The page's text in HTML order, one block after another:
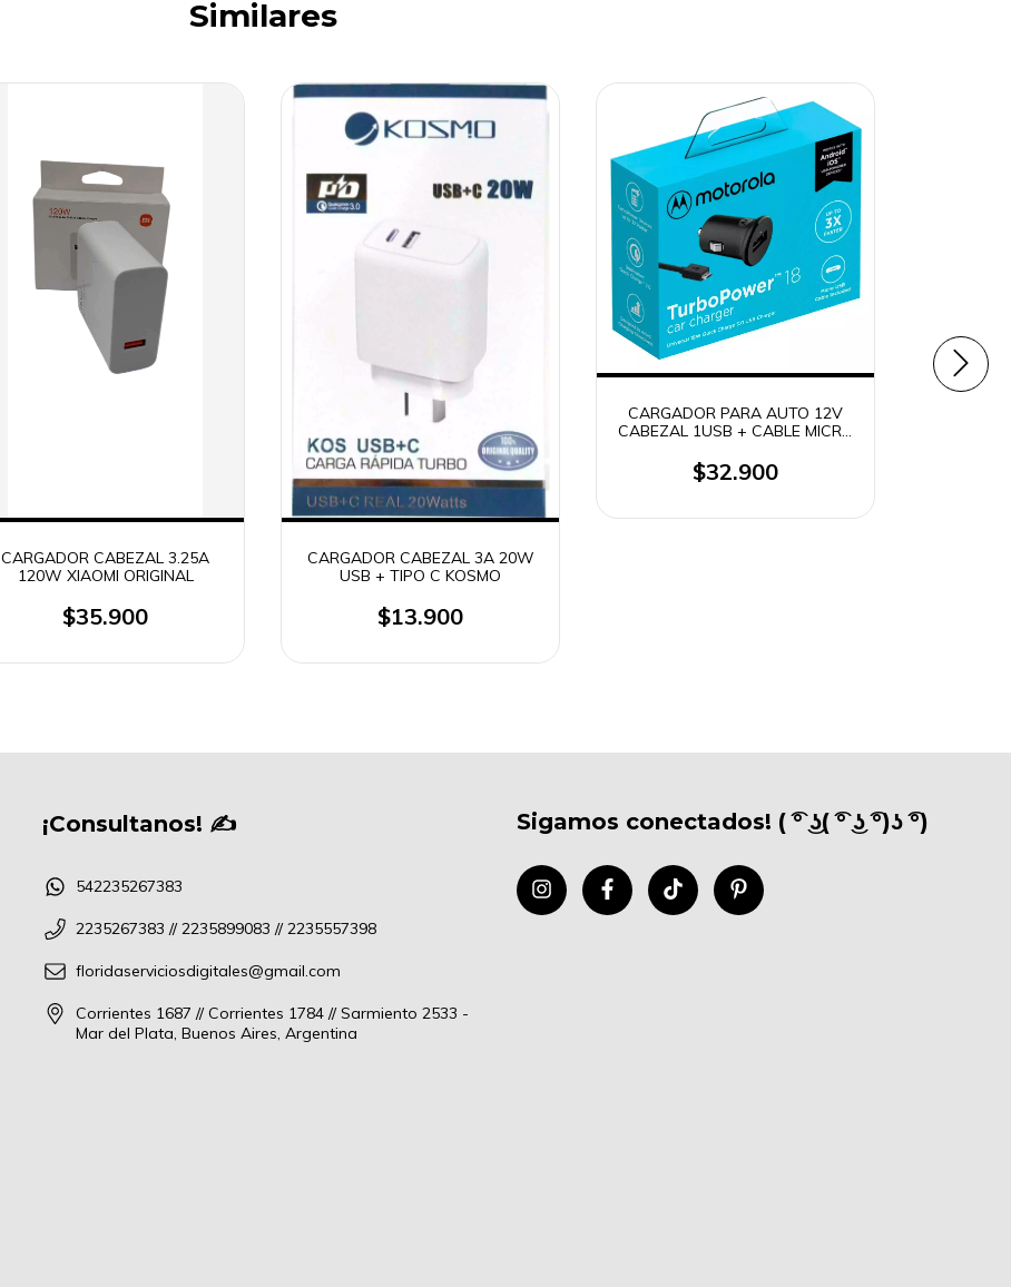
Similares
CARGADOR CABEZAL 3.25A
120W XIAOMI ORIGINAL
$35.900
CARGADOR CABEZAL 3A 20W
USB + TIPO C KOSMO
$13.900
CARGADOR PARA AUTO 12V
CABEZAL 1USB + CABLE MICRO
$32.900
USB-A
¡Consultanos! ✍
542235267383
2235267383 // 2235899083 // 2235557398
floridaserviciosdigitales@gmail.com
Corrientes 1687 // Corrientes 1784 // Sarmiento 2533 -
Mar del Plata, Buenos Aires, Argentina
Sigamos conectados! ( ͡° ͜ʖ( ͡° ͜ʖ ͡°)ʖ ͡°)